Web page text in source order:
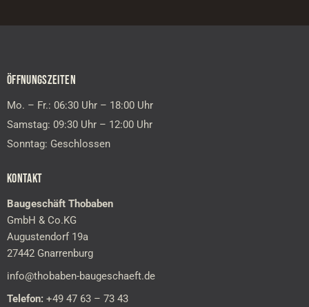
ÖFFNUNGSZEITEN
Mo. – Fr.: 06:30 Uhr – 18:00 Uhr
Samstag: 09:30 Uhr – 12:00 Uhr
Sonntag: Geschlossen
KONTAKT
Baugeschäft Thobaben
GmbH & Co.KG
Augustendorf 19a
27442 Gnarrenburg
info@thobaben-baugeschaeft.de
Telefon: +49 47 63 – 73 43